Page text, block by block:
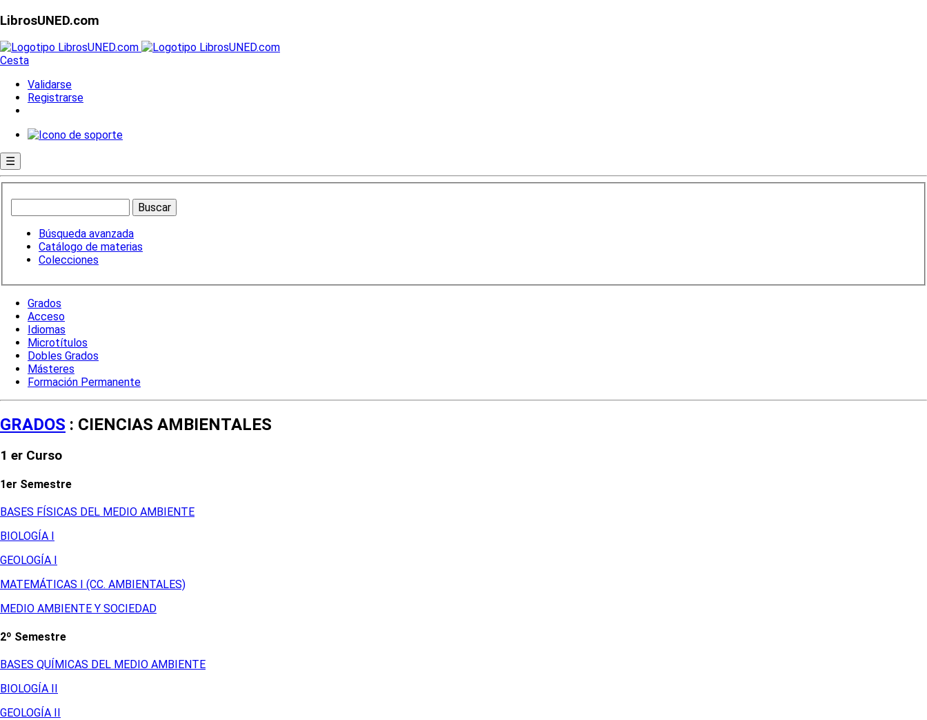
LibrosUNED.com
Cesta
Validarse
Registrarse
☰
Búsqueda avanzada
Catálogo de materias
Colecciones
Grados
Acceso
Idiomas
Microtítulos
Dobles Grados
Másteres
Formación Permanente
GRADOS : CIENCIAS AMBIENTALES
1 er Curso
1er Semestre
BASES FÍSICAS DEL MEDIO AMBIENTE
BIOLOGÍA I
GEOLOGÍA I
MATEMÁTICAS I (CC. AMBIENTALES)
MEDIO AMBIENTE Y SOCIEDAD
2º Semestre
BASES QUÍMICAS DEL MEDIO AMBIENTE
BIOLOGÍA II
GEOLOGÍA II